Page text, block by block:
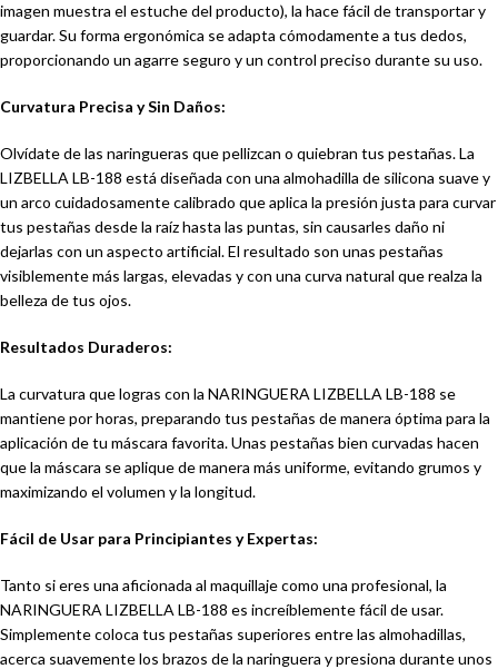
imagen muestra el estuche del producto), la hace fácil de transportar y
guardar. Su forma ergonómica se adapta cómodamente a tus dedos,
proporcionando un agarre seguro y un control preciso durante su uso.
Curvatura Precisa y Sin Daños:
Olvídate de las naringueras que pellizcan o quiebran tus pestañas. La
LIZBELLA LB-188 está diseñada con una almohadilla de silicona suave y
un arco cuidadosamente calibrado que aplica la presión justa para curvar
tus pestañas desde la raíz hasta las puntas, sin causarles daño ni
dejarlas con un aspecto artificial. El resultado son unas pestañas
visiblemente más largas, elevadas y con una curva natural que realza la
belleza de tus ojos.
Resultados Duraderos:
La curvatura que logras con la NARINGUERA LIZBELLA LB-188 se
mantiene por horas, preparando tus pestañas de manera óptima para la
aplicación de tu máscara favorita. Unas pestañas bien curvadas hacen
que la máscara se aplique de manera más uniforme, evitando grumos y
maximizando el volumen y la longitud.
Fácil de Usar para Principiantes y Expertas:
Tanto si eres una aficionada al maquillaje como una profesional, la
NARINGUERA LIZBELLA LB-188 es increíblemente fácil de usar.
Simplemente coloca tus pestañas superiores entre las almohadillas,
acerca suavemente los brazos de la naringuera y presiona durante unos